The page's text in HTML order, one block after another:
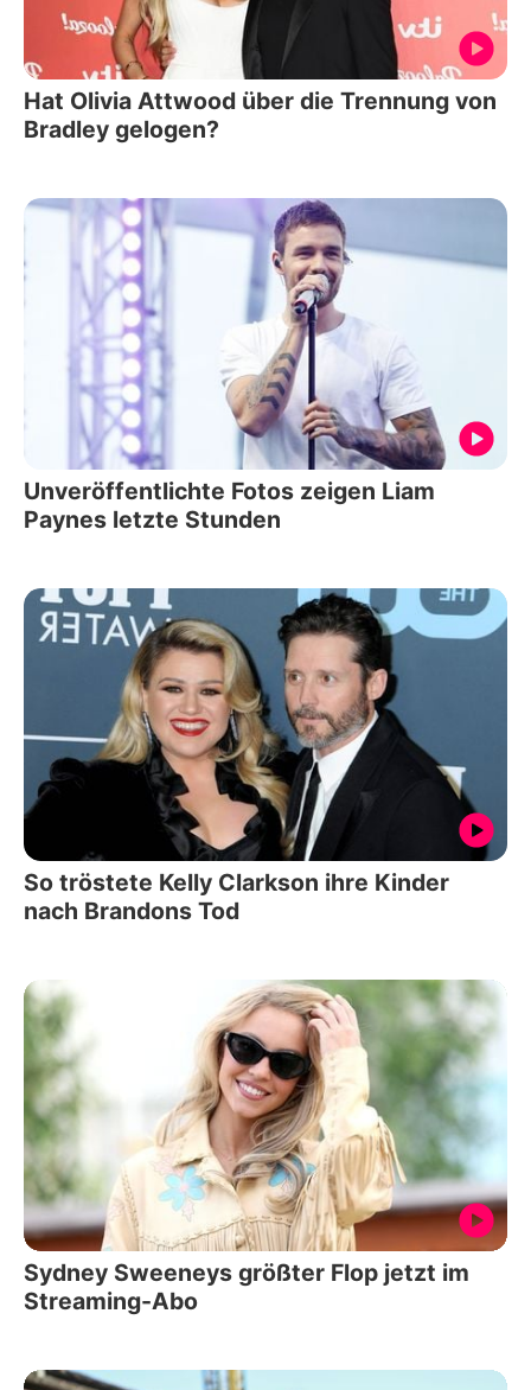
Hat Olivia Attwood über die Trennung von
Bradley gelogen?
Unveröffentlichte Fotos zeigen Liam
Paynes letzte Stunden
So tröstete Kelly Clarkson ihre Kinder
nach Brandons Tod
Sydney Sweeneys größter Flop jetzt im
Streaming-Abo